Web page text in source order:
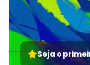
Seja o